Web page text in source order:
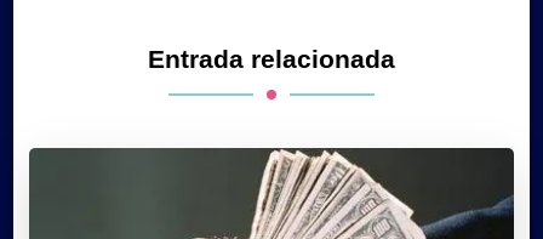
Entrada relacionada